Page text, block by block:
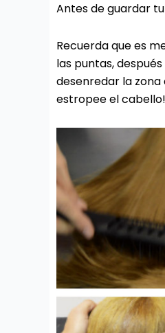
Antes de guardar tu
Recuerda que es
las puntas,
desenredar la zona
estropee el cabello!